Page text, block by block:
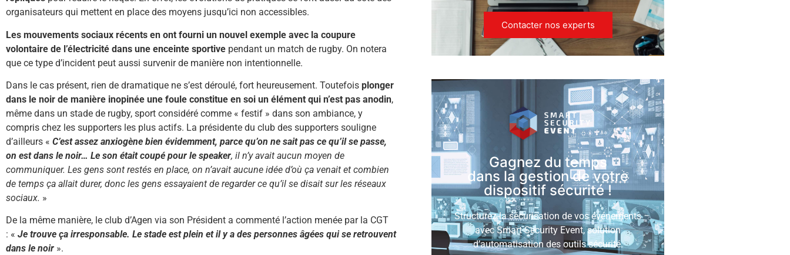
organisateurs qui mettent en place des moyens jusqu’ici non accessibles.
Les mouvements sociaux récents en ont fourni un nouvel exemple avec la coupure
volontaire de l’électricité dans une enceinte sportive pendant un match de rugby. On notera
que ce type d’incident peut aussi survenir de manière non intentionnelle.
Dans le cas présent, rien de dramatique ne s’est déroulé, fort heureusement. Toutefois plonger
dans le noir de manière inopinée une foule constitue en soi un élément qui n’est pas anodin,
même dans un stade de rugby, sport considéré comme « festif » dans son ambiance, y
compris chez les supporters les plus actifs. La présidente du club des supporters souligne
d’ailleurs « C’est assez anxiogène bien évidemment, parce qu’on ne sait pas ce qu’il se passe,
on est dans le noir… Le son était coupé pour le speaker, il n’y avait aucun moyen de
communiquer. Les gens sont restés en place, on n’avait aucune idée d’où ça venait et combien
de temps ça allait durer, donc les gens essayaient de regarder ce qu’il se disait sur les réseaux
sociaux. »
De la même manière, le club d’Agen via son Président a commenté l’action menée par la CGT
: « Je trouve ça irresponsable. Le stade est plein et il y a des personnes âgées qui se retrouvent
dans le noir ».
Contacter nos experts
Gagnez du temps
dans la gestion de votre
dispositif sécurité !
Structurez la sécurisation de vos événements
avec Smart Security Event, solution
d’automatisation des outils sécurité.